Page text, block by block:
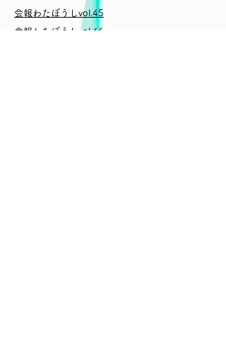
会報わたぼうしvol.45
会報わたぼうしvol.46